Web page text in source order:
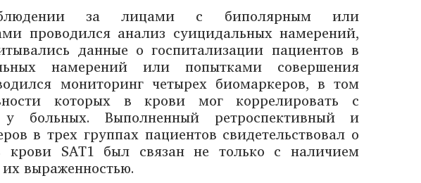
за лицами с биполярным или
проводился анализ суицидальных намерений,
данные о госпитализации пациентов в
намерений или попытками совершения
мониторинг четырех биомаркеров, в том
которых в крови мог коррелировать с
больных. Выполненный ретроспективный и
в трех группах пациентов свидетельствовал о
крови SAT1 был связан не только с наличием
выраженностью.